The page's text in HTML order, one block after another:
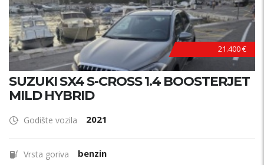
21.400 €
SUZUKI SX4 S-CROSS 1.4 BOOSTERJET
MILD HYBRID
Godište vozila 2021
Vrsta goriva benzin